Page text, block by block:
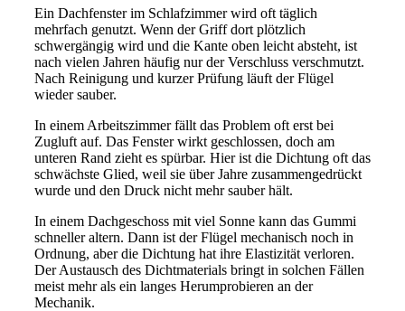
Ein Dachfenster im Schlafzimmer wird oft täglich
mehrfach genutzt. Wenn der Griff dort plötzlich
schwergängig wird und die Kante oben leicht absteht, ist
nach vielen Jahren häufig nur der Verschluss verschmutzt.
Nach Reinigung und kurzer Prüfung läuft der Flügel
wieder sauber.
In einem Arbeitszimmer fällt das Problem oft erst bei
Zugluft auf. Das Fenster wirkt geschlossen, doch am
unteren Rand zieht es spürbar. Hier ist die Dichtung oft das
schwächste Glied, weil sie über Jahre zusammengedrückt
wurde und den Druck nicht mehr sauber hält.
In einem Dachgeschoss mit viel Sonne kann das Gummi
schneller altern. Dann ist der Flügel mechanisch noch in
Ordnung, aber die Dichtung hat ihre Elastizität verloren.
Der Austausch des Dichtmaterials bringt in solchen Fällen
meist mehr als ein langes Herumprobieren an der
Mechanik.